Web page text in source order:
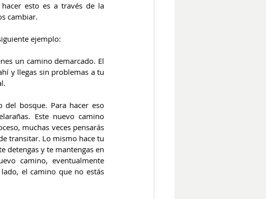
esto es a través de la
cambiar.
ejemplo:
un camino demarcado. El
y llegas sin problemas a tu
bosque. Para hacer eso
Este nuevo camino
muchas veces pensarás
transitar. Lo mismo hace tu
detengas y te mantengas en
camino, eventualmente
el camino que no estás